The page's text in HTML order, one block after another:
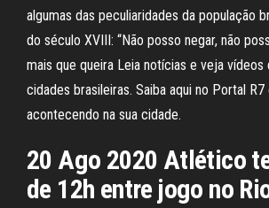
algumas das peculiaridades da população
do século XVIII: “Não posso negar, não
mais que queira Leia notícias e veja vídeos
cidades brasileiras. Saiba aqui no Portal
acontecendo na sua cidade.
20 Ago 2020 Atlético
de 12h entre jogo no